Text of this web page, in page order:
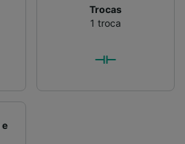
Trocas
1 troca